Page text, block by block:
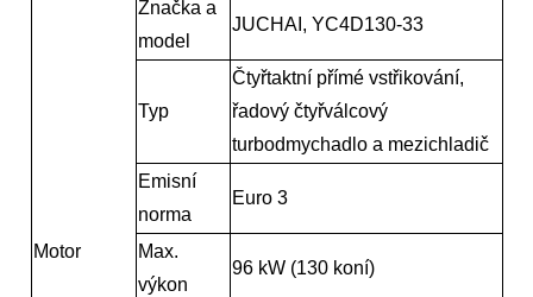
Motor
Značka a
model
JUCHAI, YC4D130-33
Typ
Čtyřtaktní přímé vstřikování,
řadový čtyřválcový
turbodmychadlo a mezichladič
Emisní
norma
Euro 3
Max.
výkon
96 kW (130 koní)